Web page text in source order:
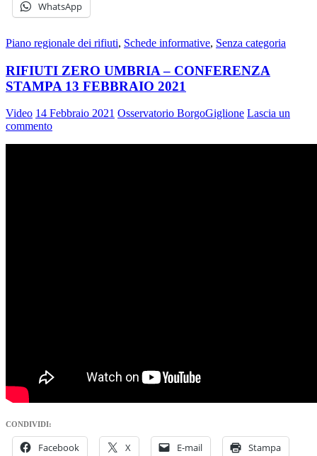
WhatsApp
Piano regionale dei rifiuti, Schede informative, Senza categoria
RIFIUTI ZERO UMBRIA – CONFERENZA
STAMPA 13 FEBBRAIO 2021
Video 14 Febbraio 2021 Osservatorio BorgoGiglione Lascia un
commento
CONDIVIDI:
Facebook X E-mail Stampa